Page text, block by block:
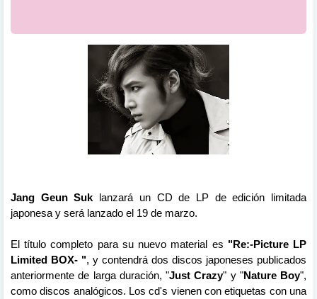
Jang Geun Suk lanzará un CD de LP de edición limitada
japonesa y será lanzado el 19 de marzo.
El título completo para su nuevo material es "Re:-Picture LP
Limited BOX- ", y contendrá dos discos japoneses publicados
anteriormente de larga duración, "Just Crazy" y"Nature Boy",
como discos analógicos. Los cd's vienen con etiquetas con una